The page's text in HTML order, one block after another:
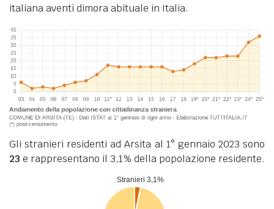
italiana aventi dimora abituale in Italia.
Gli stranieri residenti ad Arsita al 1° gennaio 2023 sono
23 e rappresentano il 3,1% della popolazione residente.